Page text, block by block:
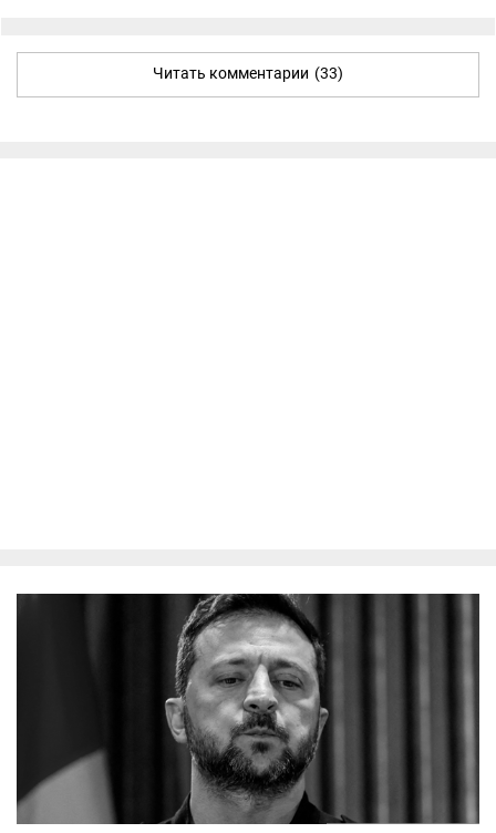
Читать комментарии (33)